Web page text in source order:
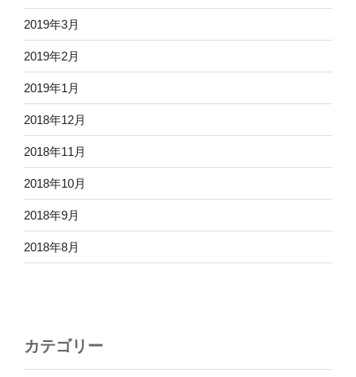
2019年3月
2019年2月
2019年1月
2018年12月
2018年11月
2018年10月
2018年9月
2018年8月
カテゴリー